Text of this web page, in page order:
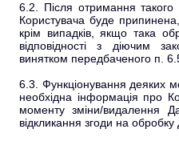
6.2. Після отримання
Користувача буде
крім випадків, якщо така
відповідності з діючим
винятком передбаченого п.
6.3. Функціонування деяких
необхідна інформація про
моменту зміни/видалення
відкликання згоди на